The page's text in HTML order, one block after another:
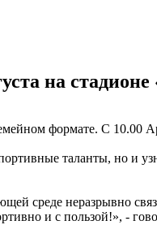
на
формате. С 10.00
таланты, но и
среде неразрывно
и с пользой!», -